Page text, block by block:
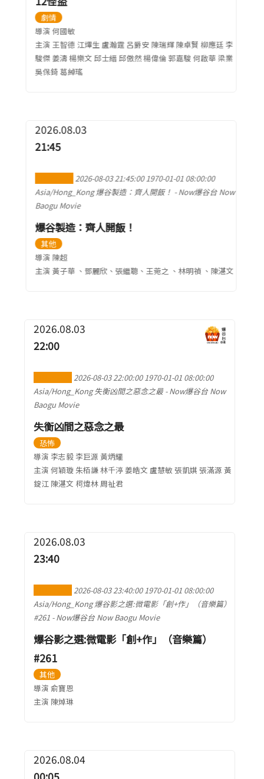
劇情
導演 何國敏
主演 王智德 江熚生 盧瀚霆 呂爵安 陳瑞輝 陳卓賢 柳應廷 李
駿傑 姜濤 楊樂文 邱士縉 邱傲然 楊偉倫 郭嘉駿 何啟華 梁業
吳保錡 葛綽瑤
2026.08.03
21:45
2026-08-03 21:45:00 1970-01-01 08:00:00
Asia/Hong_Kong爆谷製造：齊人開飯！ -Now爆谷台 Now
Baogu Movie
爆谷製造：齊人開飯！
其他
導演 陳超
主演 黃子華 、鄧麗欣、張繼聰、王菀之 、林明禎 、陳湛文
2026.08.03
22:00
2026-08-03 22:00:00 1970-01-01 08:00:00
Asia/Hong_Kong 失衡凶間之惡念之最 - Now爆谷台 Now
Baogu Movie
失衡凶間之惡念之最
恐怖
導演 李志毅 李巨源 黃炳耀
主演 何穎璇 朱栢謙 林千渟 姜皓文 盧慧敏 張凱娸 張滿源 黃
錠江 陳湛文 柯煒林 周祉君
2026.08.03
23:40
2026-08-03 23:40:00 1970-01-01 08:00:00
Asia/Hong_Kong 爆谷影之選:微電影「創+作」（音樂篇）
#261 - Now爆谷台 Now Baogu Movie
爆谷影之選:微電影「創+作」（音樂篇）
#261
其他
導演 俞寶恩
主演 陳焯琳
2026.08.04